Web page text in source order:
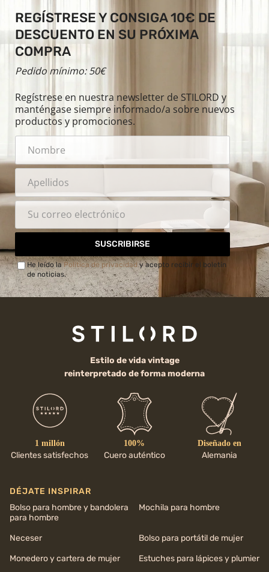
REGÍSTRESE Y CONSIGA 10€ DE
DESCUENTO EN SU PRÓXIMA
COMPRA
Pedido mínimo: 50€
Regístrese en nuestra newsletter de STILORD y
manténgase siempre informado/a sobre nuevos
productos y promociones.
SUSCRIBIRSE
He leído laPolítica de privacidady acepto recibir el boletín
de noticias.
Estilo de vida vintage
reinterpretado de forma moderna
1 millón
Clientes satisfechos
100%
Cuero auténtico
Diseñado en
Alemania
DÉJATE INSPIRAR
Bolso para hombre y bandolera
para hombre
Mochila para hombre
Neceser
Bolso para portátil de mujer
Monedero y cartera de mujer
Estuches para lápices y plumier